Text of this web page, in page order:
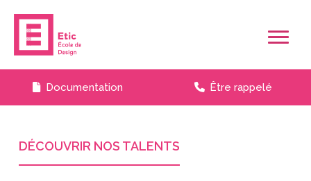
Documentation Être rappelé
DÉCOUVRIR NOS TALENTS